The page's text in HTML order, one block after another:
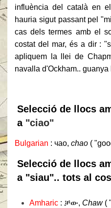
influència del català en
hauria sigut passant pel
cas dels termes amb el
costat del mar, és a dir :
apliquem la llei de
navalla d'Ockham.. guanya
Selecció de llocs
a "ciao"
Bulgarian : чао, chao (
Selecció de llocs
a "siau".. tots al
Amharic : ቻው, Chaw(